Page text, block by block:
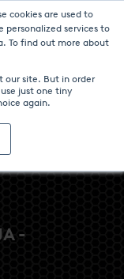
cookies are used to
personalized services to
To find out more about
our site. But in order
just one tiny
again.
KARIERA
-